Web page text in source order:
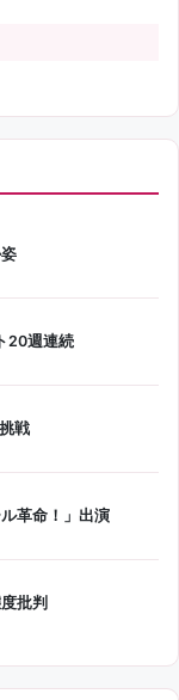
20週連続
戦
革命！」出演
批判